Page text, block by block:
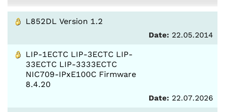
L852DL Version 1.2
Date: 22.05.2014
LIP-1ECTC LIP-3ECTC LIP-
33ECTC LIP-3333ECTC
NIC709-IPxE100C Firmware
8.4.20
Date: 22.07.2026